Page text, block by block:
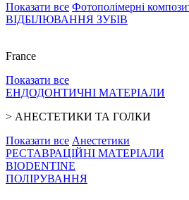
Показати все Фотополімерні
ВІДБІЛЮВАННЯ ЗУБІВ
France
Показати все
ЕНДОДОНТИЧНІ МАТЕРІАЛИ
> АНЕСТЕТИКИ ТА ГОЛКИ
Показати все Анестетики
РЕСТАВРАЦІЙНІ МАТЕРІАЛИ
BIODENTINE
ПОЛІРУВАННЯ